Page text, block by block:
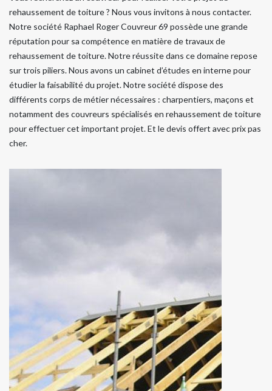
rehaussement de toiture ? Nous vous invitons à nous contacter.
Notre société Raphael Roger Couvreur 69 possède une grande
réputation pour sa compétence en matière de travaux de
rehaussement de toiture. Notre réussite dans ce domaine repose
sur trois piliers. Nous avons un cabinet d’études en interne pour
étudier la faisabilité du projet. Notre société dispose des
différents corps de métier nécessaires : charpentiers, maçons et
notamment des couvreurs spécialisés en rehaussement de toiture
pour effectuer cet important projet. Et le devis offert avec prix pas
cher.